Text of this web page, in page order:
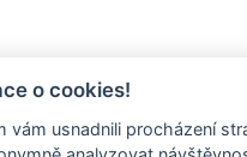
rozhlas
a výpadky energií,
o cookies!
vám usnadnili procházení